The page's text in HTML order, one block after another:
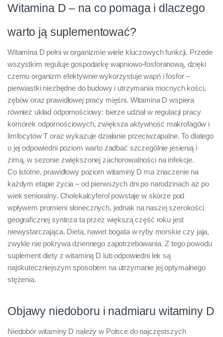
Witamina D – na co pomaga i dlaczego
warto ją suplementować?
Witamina D pełni w organizmie wiele kluczowych funkcji. Przede
wszystkim reguluje gospodarkę wapniowo-fosforanową, dzięki
czemu organizm efektywnie wykorzystuje wapń i fosfor –
pierwiastki niezbędne do budowy i utrzymania mocnych kości,
zębów oraz prawidłowej pracy mięśni. Witamina D wspiera
również układ odpornościowy: bierze udział w regulacji pracy
komórek odpornościowych, zwiększa aktywność makrofagów i
limfocytów T oraz wykazuje działanie przeciwzapalne. To dlatego
o jej odpowiedni poziom warto zadbać szczególnie jesienią i
zimą, w sezonie zwiększonej zachorowalności na infekcje.
Co istotne, prawidłowy poziom witaminy D ma znaczenie na
każdym etapie życia – od pierwszych dni po narodzinach aż po
wiek senioralny. Cholekalcyferol powstaje w skórze pod
wpływem promieni słonecznych, jednak na naszej szerokości
geograficznej synteza ta przez większą część roku jest
niewystarczająca. Dieta, nawet bogata w ryby morskie czy jaja,
zwykle nie pokrywa dziennego zapotrzebowania. Z tego powodu
suplement diety z witaminą D lub odpowiedni lek są
najskuteczniejszym sposobem na utrzymanie jej optymalnego
stężenia.
Objawy niedoboru i nadmiaru witaminy D
Niedobór witaminy D należy w Polsce do najczęstszych